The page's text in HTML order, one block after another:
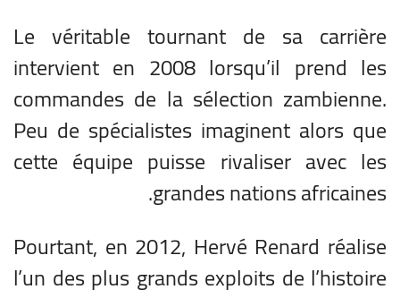
Le véritable tournant de sa carrière
intervient en 2008 lorsqu’il prend les
commandes de la sélection zambienne.
Peu de spécialistes imaginent alors que
cette équipe puisse rivaliser avec les
grandes nations africaines.
Pourtant, en 2012, Hervé Renard réalise
l’un des plus grands exploits de l’histoire